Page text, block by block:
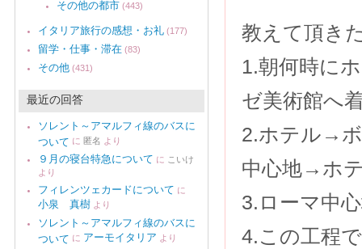
教えて頂き
1.朝何時に
ゼ美術館へ
2.ホテル→
中心地→ホ
3.ローマ中
4.この工程
その他の都市 (443)
イタリア旅行の感想・お礼 (177)
留学・仕事・滞在 (83)
その他 (431)
最近の回答
ソレント～アマルフィ線のバスに
ついて に 匿名 より
９月の寝台特急について に こいけ
より
フィレンツェカードについて に
小泉 真樹 より
ソレント～アマルフィ線のバスに
ついて に アーモイタリア より